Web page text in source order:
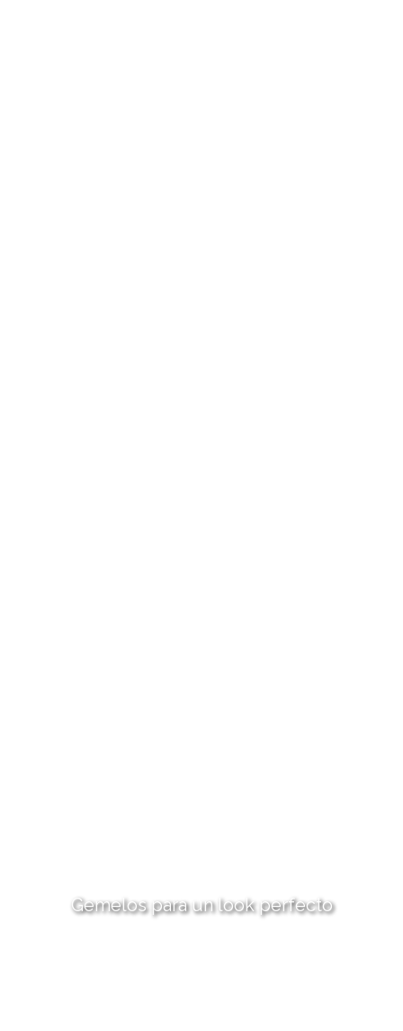
Gemelos para un look perfecto